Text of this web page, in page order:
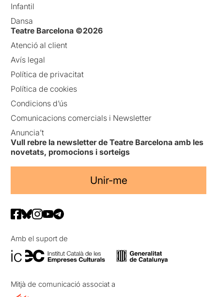
Infantil
Dansa
Teatre Barcelona ©2026
Atenció al client
Avís legal
Política de privacitat
Política de cookies
Condicions d’ús
Comunicacions comercials i Newsletter
Anuncia’t
Vull rebre la newsletter de Teatre Barcelona amb les
novetats, promocions i sorteigs
Unir-me
Amb el suport de
Mitjà de comunicació associat a